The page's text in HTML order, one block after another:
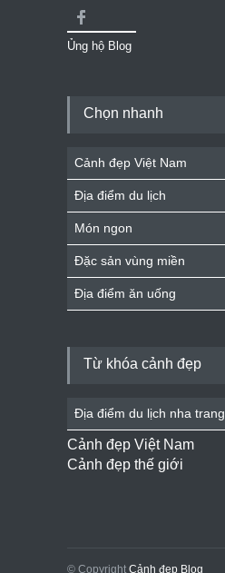
Ủng hộ Blog
Chọn nhanh
Cảnh đẹp Việt Nam
Địa điểm du lịch
Món ngon
Đặc sản vùng miền
Địa điểm ăn uống
Từ khóa cảnh đẹp
Địa điểm du lịch nha trang
Cảnh đẹp Việt Nam
Cảnh đẹp thế giới
© Copyright Cảnh đẹp Blog